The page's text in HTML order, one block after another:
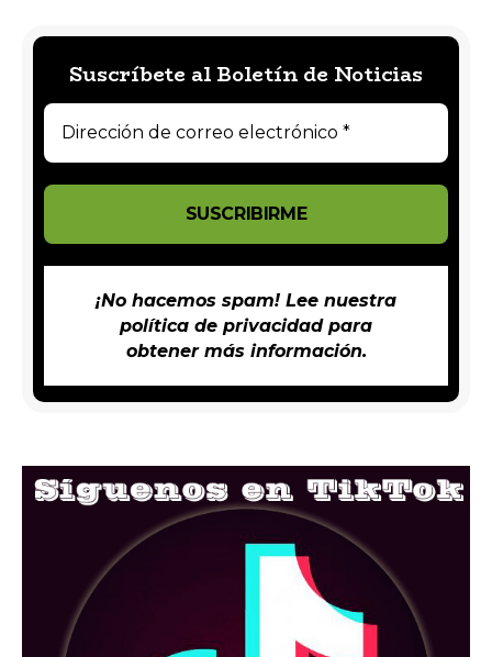
Suscríbete al Boletín de Noticias
¡No hacemos spam! Lee nuestra
política de privacidadpara
obtener más información.